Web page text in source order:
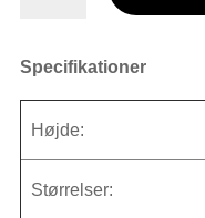
Indfarvet
Søjlebord
Specifikationer
Højde:
Størrelser: